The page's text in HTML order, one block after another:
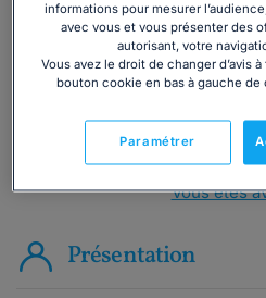
Consulter
ou appelez le01 75 75 42
Vous êtes
Présentation
informations pour mesurer
avec vous et vous présenter des
autorisant, votre
Vous avez le droit de changer d’avis
bouton cookie en bas à gauche
Paramétrer